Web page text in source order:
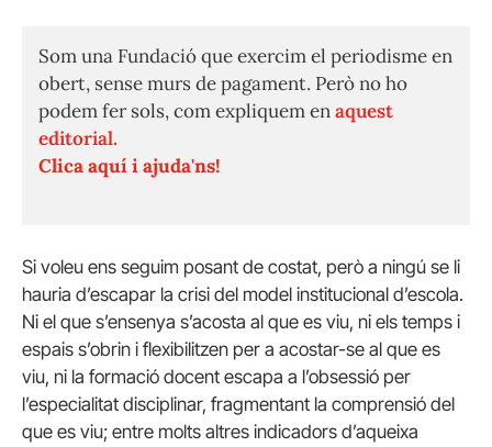
Som una Fundació que exercim el periodisme en
obert, sense murs de pagament. Però no ho
podem fer sols, com expliquem enaquest
editorial.
Clica aquí i ajuda'ns!
Si voleu ens seguim posant de costat, però a ningú se li
hauria d’escapar la crisi del model institucional d’escola.
Ni el que s’ensenya s’acosta al que es viu, ni els temps i
espais s’obrin i flexibilitzen per a acostar-se al que es
viu, ni la formació docent escapa a l’obsessió per
l’especialitat disciplinar, fragmentant la comprensió del
que es viu; entre molts altres indicadors d’aqueixa